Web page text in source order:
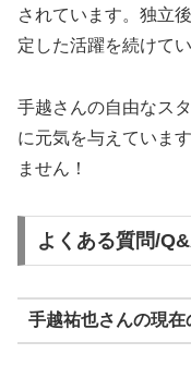
されています。独立
定した活躍を続けてい
手越さんの自由なス
に元気を与えていま
ません！
よくある質問/
手越祐也さんの現在